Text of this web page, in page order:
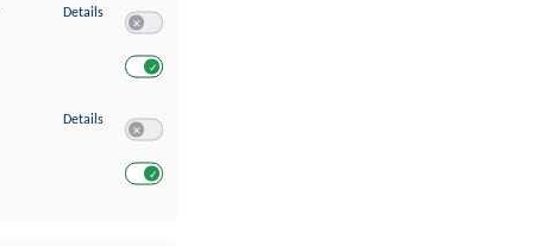
Details zu Analyse von Zielgruppen durch Statistiken oder Kombinationen von
Details zu Entwicklung und Verbesserung der Angebote